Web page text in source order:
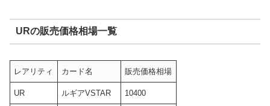
URの販売価格相場一覧
レアリティ カード名 販売価格相場
UR ルギアVSTAR 10400